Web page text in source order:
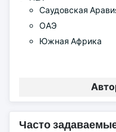
Саудовская
ОАЭ
Южная Африка
Часто